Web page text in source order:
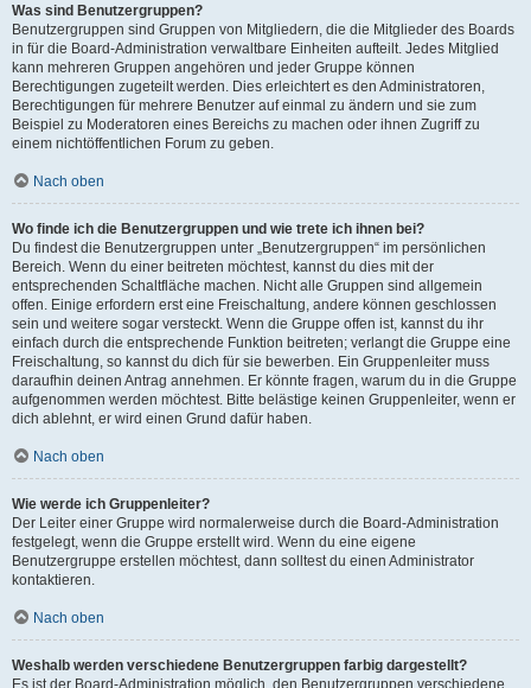
Was sind Benutzergruppen?
Benutzergruppen sind Gruppen von Mitgliedern, die die Mitglieder des Boards
in für die Board-Administration verwaltbare Einheiten aufteilt. Jedes Mitglied
kann mehreren Gruppen angehören und jeder Gruppe können
Berechtigungen zugeteilt werden. Dies erleichtert es den Administratoren,
Berechtigungen für mehrere Benutzer auf einmal zu ändern und sie zum
Beispiel zu Moderatoren eines Bereichs zu machen oder ihnen Zugriff zu
einem nichtöffentlichen Forum zu geben.
Nach oben
Wo finde ich die Benutzergruppen und wie trete ich ihnen bei?
Du findest die Benutzergruppen unter „Benutzergruppen“ im persönlichen
Bereich. Wenn du einer beitreten möchtest, kannst du dies mit der
entsprechenden Schaltfläche machen. Nicht alle Gruppen sind allgemein
offen. Einige erfordern erst eine Freischaltung, andere können geschlossen
sein und weitere sogar versteckt. Wenn die Gruppe offen ist, kannst du ihr
einfach durch die entsprechende Funktion beitreten; verlangt die Gruppe eine
Freischaltung, so kannst du dich für sie bewerben. Ein Gruppenleiter muss
daraufhin deinen Antrag annehmen. Er könnte fragen, warum du in die Gruppe
aufgenommen werden möchtest. Bitte belästige keinen Gruppenleiter, wenn er
dich ablehnt, er wird einen Grund dafür haben.
Nach oben
Wie werde ich Gruppenleiter?
Der Leiter einer Gruppe wird normalerweise durch die Board-Administration
festgelegt, wenn die Gruppe erstellt wird. Wenn du eine eigene
Benutzergruppe erstellen möchtest, dann solltest du einen Administrator
kontaktieren.
Nach oben
Weshalb werden verschiedene Benutzergruppen farbig dargestellt?
Es ist der Board-Administration möglich, den Benutzergruppen verschiedene